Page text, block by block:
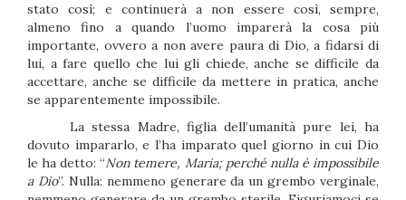
stato così; e continuerà a non essere così, sempre,
almeno fino a quando l’uomo imparerà la cosa più
importante, ovvero a non avere paura di Dio, a fidarsi di
lui, a fare quello che lui gli chiede, anche se difficile da
accettare, anche se difficile da mettere in pratica, anche
se apparentemente impossibile.
La stessa Madre, figlia dell’umanità pure lei, ha
dovuto impararlo, e l’ha imparato quel giorno in cui Dio
le ha detto: “Non temere, Maria; perché nulla è impossibile
a Dio”. Nulla: nemmeno generare da un grembo verginale,